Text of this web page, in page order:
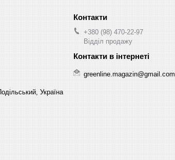
Україна
+380 (98) 470-22-97
Відділ продажу
greenline.magazin@gmail.com